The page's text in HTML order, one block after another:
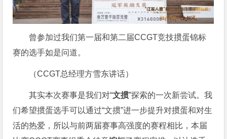
曾参加过我们第一届和第二届CCGT竞技掼蛋锦标
赛的选手如是问道。
（CCGT总经理方雪东讲话）
其实本次赛事是我们对“文掼”探索的一次新尝试。我
们希望掼蛋选手可以通过“文掼”进一步提升对掼蛋和对生
活的热爱，所以与前两届赛事高强度的赛程相比，本届